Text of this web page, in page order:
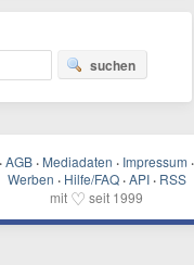
suchen
· AGB · Mediadaten · Impressum ·
Werben · Hilfe/FAQ · API · RSS
mit ♡ seit 1999